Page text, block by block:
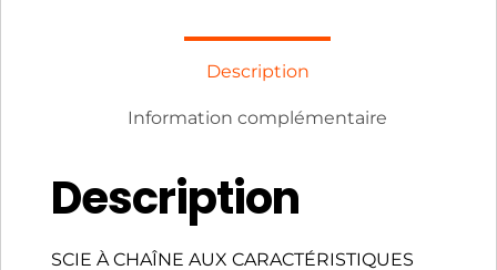
Description
Information complémentaire
Description
SCIE À CHAÎNE AUX CARACTÉRISTIQUES